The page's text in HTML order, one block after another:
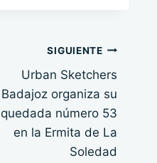
SIGUIENTE
Urban Sketchers
Badajoz organiza su
quedada número 53
en la Ermita de La
Soledad